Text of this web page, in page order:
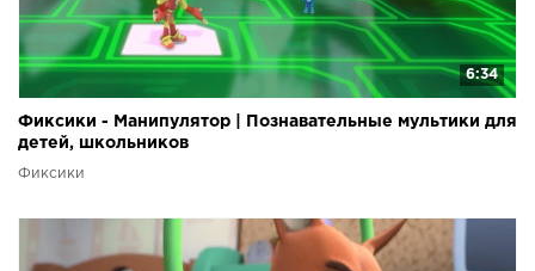
6:34
Фиксики - Манипулятор | Познавательные мультики для
детей, школьников
Фиксики